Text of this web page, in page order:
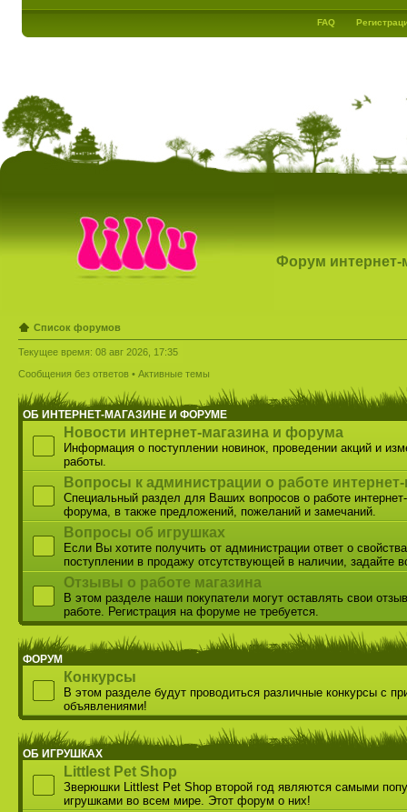
FAQ
Форум интернет-
Список форумов
Текущее время: 08 авг 2026, 17:35
Сообщения без ответов • Активные темы
ОБ ИНТЕРНЕТ-МАГАЗИНЕ И ФОРУМЕ
Новости интернет-магазина и форума
Информация о поступлении новинок, проведении акций и
работы.
Вопросы к администрации о работе интернет-
Специальный раздел для Ваших вопросов о работе
форума, в также предложений, пожеланий и замечаний.
Вопросы об игрушках
Если Вы хотите получить от администрации ответ о
поступлении в продажу отсутствующей в наличии, задайте
Отзывы о работе магазина
В этом разделе наши покупатели могут оставлять свои
работе. Регистрация на форуме не требуется.
ФОРУМ
Конкурсы
В этом разделе будут проводиться различные конкурсы с
объявлениями!
ОБ ИГРУШКАХ
Littlest Pet Shop
Зверюшки Littlest Pet Shop второй год являются самыми
игрушками во всем мире. Этот форум о них!